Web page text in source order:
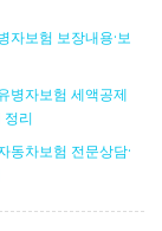
자보험 보장내용·보
병자보험 세액공제
정리
동차보험 전문상담·